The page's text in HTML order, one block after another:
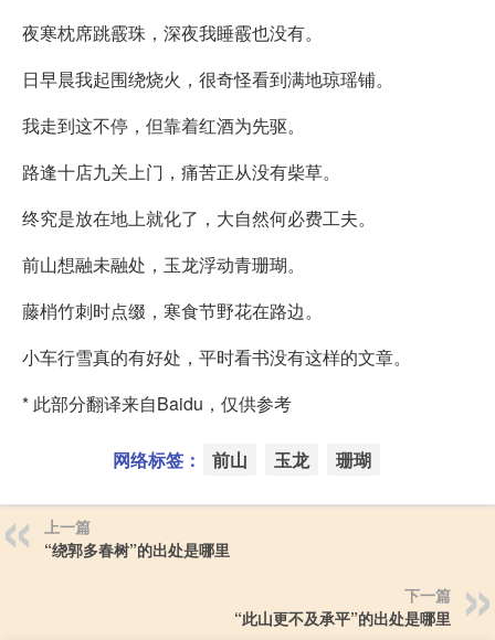
夜寒枕席跳霰珠，深夜我睡霰也没有。
日早晨我起围绕烧火，很奇怪看到满地琼瑶铺。
我走到这不停，但靠着红酒为先驱。
路逢十店九关上门，痛苦正从没有柴草。
终究是放在地上就化了，大自然何必费工夫。
前山想融未融处，玉龙浮动青珊瑚。
藤梢竹刺时点缀，寒食节野花在路边。
小车行雪真的有好处，平时看书没有这样的文章。
* 此部分翻译来自Baidu，仅供参考
网络标签： 前山 玉龙 珊瑚
上一篇
“绕郭多春树”的出处是哪里
下一篇
“此山更不及承平”的出处是哪里